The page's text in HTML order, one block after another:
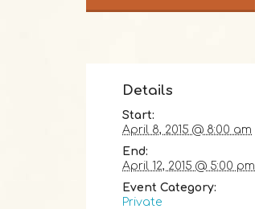
Details
Start:
April 8, 2015 @ 8:00 am
End:
April 12, 2015 @ 5:00 pm
Event Category:
Private